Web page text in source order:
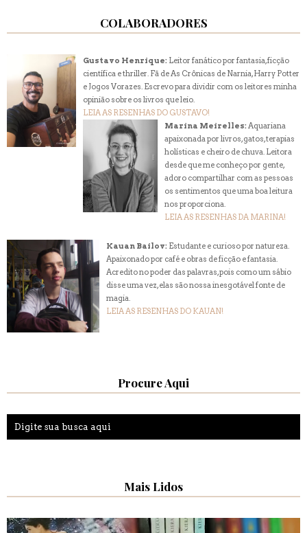
COLABORADORES
Gustavo Henrique: Leitor fanático por fantasia, ficção
científica e thriller. Fã de As Crônicas de Narnia, Harry Potter
e Jogos Vorazes. Escrevo para dividir com os leitores minha
opinião sobre os livros que leio.
LEIA AS RESENHAS DO GUSTAVO!
Marina Meirelles: Aquariana
apaixonada por livros, gatos, terapias
holísticas e cheiro de chuva. Leitora
desde que me conheço por gente,
adoro compartilhar com as pessoas
os sentimentos que uma boa leitura
nos proporciona.
LEIA AS RESENHAS DA MARINA!
Kauan Bailov: Estudante e curioso por natureza.
Apaixonado por café e obras de ficção e fantasia.
Acredito no poder das palavras, pois como um sábio
disse uma vez, elas são nossa inesgotável fonte de
magia.
LEIA AS RESENHAS DO KAUAN!
Procure Aqui
Mais Lidos